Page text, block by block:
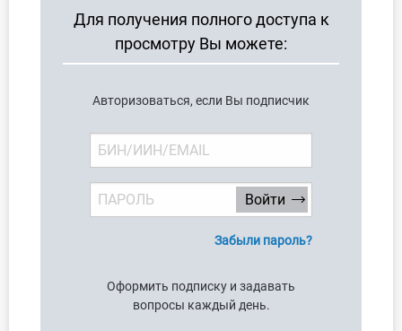
бухгалтера
Для получения полного доступа к
просмотру Вы можете:
Авторизоваться, если Вы подписчик
Забыли пароль?
Оформить подписку и задавать
вопросы каждый день.